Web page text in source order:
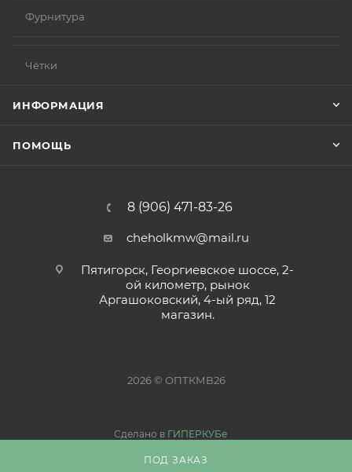
ПОД ЗАКАЗ
Фурнитура
Чётки
ИНФОРМАЦИЯ
ПОМОЩЬ
8 (906) 471-83-26
cheholkmw@mail.ru
Пятигорск, Георгиевское шоссе, 2-
ой километр, рынок
Аргашоковский, 4-ый ряд, 12
магазин.
2026 © ОПТКМВ26
Сделано в ГИПЕРКУБе